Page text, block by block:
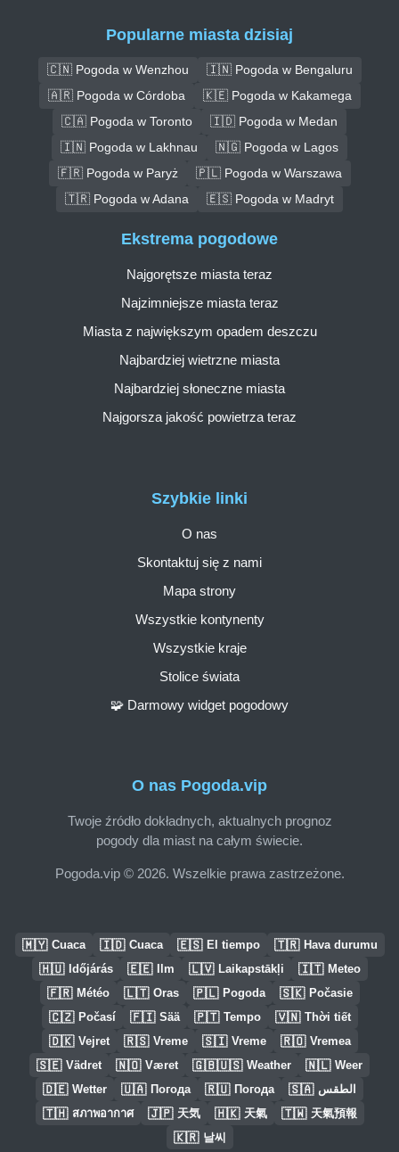
Popularne miasta dzisiaj
🇨🇳 Pogoda w Wenzhou
🇮🇳 Pogoda w Bengaluru
🇦🇷 Pogoda w Córdoba
🇰🇪 Pogoda w Kakamega
🇨🇦 Pogoda w Toronto
🇮🇩 Pogoda w Medan
🇮🇳 Pogoda w Lakhnau
🇳🇬 Pogoda w Lagos
🇫🇷 Pogoda w Paryż
🇵🇱 Pogoda w Warszawa
🇹🇷 Pogoda w Adana
🇪🇸 Pogoda w Madryt
O nas Pogoda.vip
Twoje źródło dokładnych, aktualnych prognoz
pogody dla miast na całym świecie.
Pogoda.vip © 2026. Wszelkie prawa zastrzeżone.
Szybkie linki
O nas
Skontaktuj się z nami
Mapa strony
Wszystkie kontynenty
Wszystkie kraje
Stolice świata
🧩 Darmowy widget pogodowy
Ekstrema pogodowe
Najgorętsze miasta teraz
Najzimniejsze miasta teraz
Miasta z największym opadem deszczu
Najbardziej wietrzne miasta
Najbardziej słoneczne miasta
Najgorsza jakość powietrza teraz
🇲🇾 Cuaca 🇮🇩 Cuaca 🇪🇸 El tiempo 🇹🇷 Hava durumu
🇭🇺 Időjárás 🇪🇪 Ilm 🇱🇻 Laikapstākļi 🇮🇹 Meteo
🇫🇷 Météo 🇱🇹 Oras 🇵🇱 Pogoda 🇸🇰 Počasie
🇨🇿 Počasí 🇫🇮 Sää 🇵🇹 Tempo 🇻🇳 Thời tiết
🇩🇰 Vejret 🇷🇸 Vreme 🇸🇮 Vreme 🇷🇴 Vremea
🇸🇪 Vädret 🇳🇴 Været 🇬🇧🇺🇸 Weather 🇳🇱 Weer
🇩🇪 Wetter 🇺🇦 Погода 🇷🇺 Погода 🇸🇦 الطقس
🇹🇭 สภาพอากาศ 🇯🇵 天気 🇭🇰 天氣 🇹🇼 天氣預報
🇰🇷 날씨